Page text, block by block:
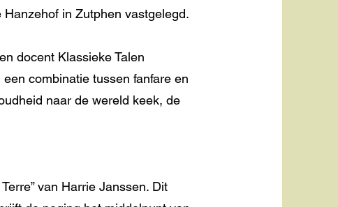
in Zutphen vastgelegd.
docent Klassieke Talen
combinatie tussen fanfare en
naar de wereld keek, de
van Harrie Janssen. Dit